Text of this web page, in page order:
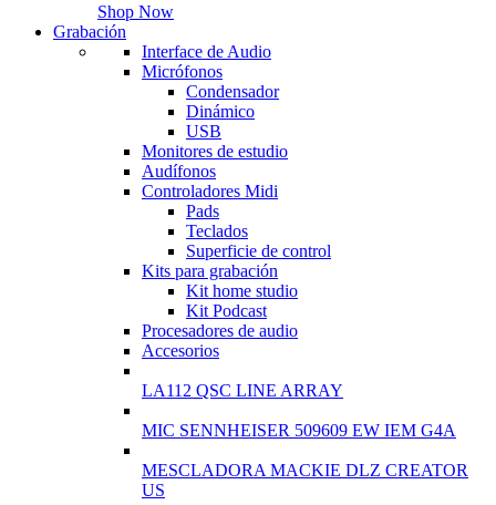
Shop Now
Grabación
Interface de Audio
Micrófonos
Condensador
Dinámico
USB
Monitores de estudio
Audífonos
Controladores Midi
Pads
Teclados
Superficie de control
Kits para grabación
Kit home studio
Kit Podcast
Procesadores de audio
Accesorios
LA112 QSC LINE ARRAY
MIC SENNHEISER 509609 EW IEM G4A
MESCLADORA MACKIE DLZ CREATOR
US